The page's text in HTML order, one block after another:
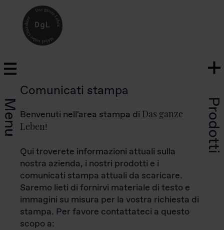
Menu Prodotti
Comunicati stampa
Benvenuti nell'area stampa di Das ganze
Leben!
Qui troverete informazioni attuali sulla
nostra azienda, i nostri prodotti e i
comunicati stampa attuali da scaricare.
Saremo lieti di fornirvi materiale di testo e
immagini su misura per la vostra richiesta di
stampa. Per favore contattateci a questo
scopo a: